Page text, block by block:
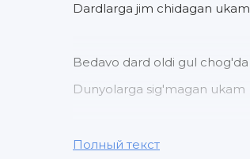
Dardlarga jim chidagan ukam
Bedavo dard oldi gul chog'da
Dunyolarga sig'magan ukam
Bedavo dard oldi gul chog'da
Полный текст